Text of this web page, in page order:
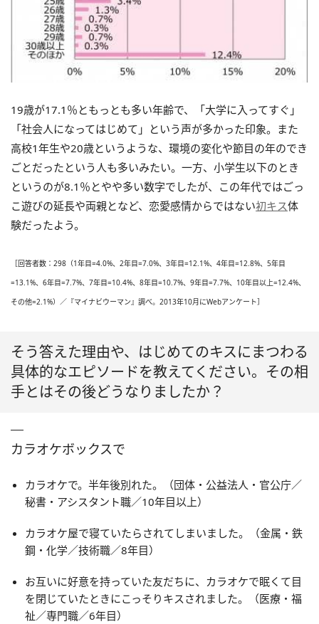
19歳が17.1％ともっとも多い年齢で、「大学に入ってすぐ」
「社会人になってはじめて」という声が多かった印象。また
高校1年生や20歳というような、環境の変化や節目の年のでき
ごとだったという人も多いみたい。一方、小学生以下のとき
というのが8.1％とやや多い数字でしたが、この年代ではごっ
こ遊びの延長や両親となど、恋愛感情からではない初キス体
験だったよう。
［回答者数：298（1年目=4.0%、2年目=7.0%、3年目=12.1%、4年目=12.8%、5年目
=13.1%、6年目=7.7%、7年目=10.4%、8年目=10.7%、9年目=7.7%、10年目以上=12.4%、
その他=2.1%）／『マイナビウーマン』調べ。2013年10月にWebアンケート］
そう答えた理由や、はじめてのキスにまつわる
具体的なエピソードを教えてください。その相
手とはその後どうなりましたか？
カラオケボックスで
カラオケで。半年後別れた。（団体・公益法人・官公庁／
秘書・アシスタント職／10年目以上）
カラオケ屋で寝ていたらされてしまいました。（金属・鉄
鋼・化学／技術職／8年目）
お互いに好意を持っていた友だちに、カラオケで眠くて目
を閉じていたときにこっそりキスされました。（医療・福
祉／専門職／6年目）